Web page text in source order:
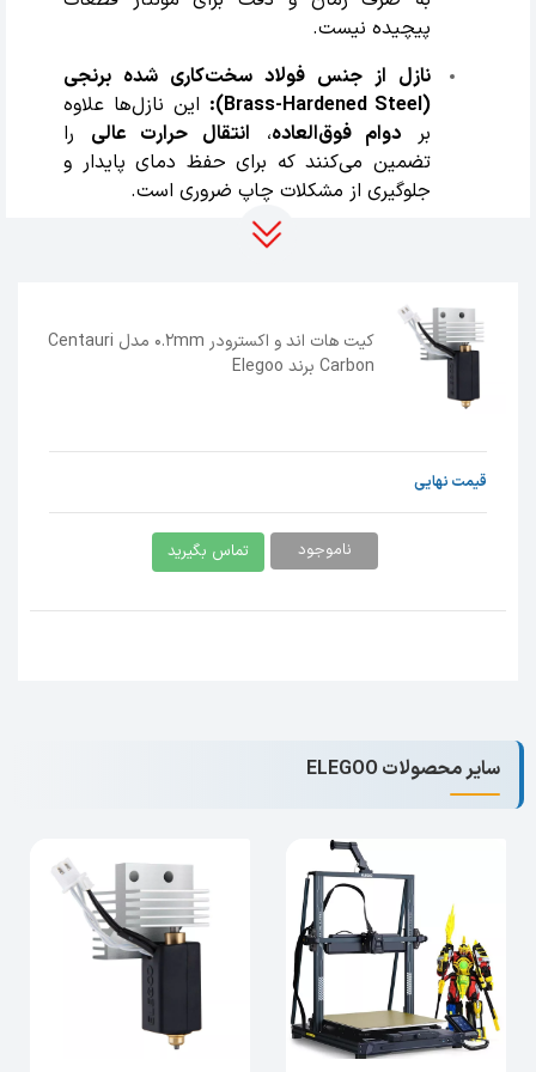
پیچیده نیست.
نازل از جنس فولاد سخت‌کاری شده برنجی
(Brass-Hardened Steel):
این نازل‌ها علاوه
بر دوام فوق‌العاده، انتقال حرارت عالی را
تضمین می‌کنند که برای حفظ دمای پایدار و
جلوگیری از مشکلات چاپ ضروری است.
کاربردهای متنوع موجود است).
(Precision Thermistor)
برای کنترل دمای
پایدار و یکنواخت، که منجر به چسبندگی
لایه‌های بهتر و کیفیت نهایی بی‌نظیر می‌شود.
سازگاری کامل:طراحی شدهاختصاصی برای
Bowden)
اندازه نازل:
0.2mm (قابل تعویض با سایزهای
دیگر)
جنس نازل:
فولاد سخت‌کاری شده برنجی
محتویات کیت:هات اند مونتاژ شده، نازل
کیت هات اند و اکسترودر 0.2mm مدل Centauri
Carbon برند Elegoo
قیمت نهایی
ناموجود تماس بگیرید
سایر محصولات ELEGOO